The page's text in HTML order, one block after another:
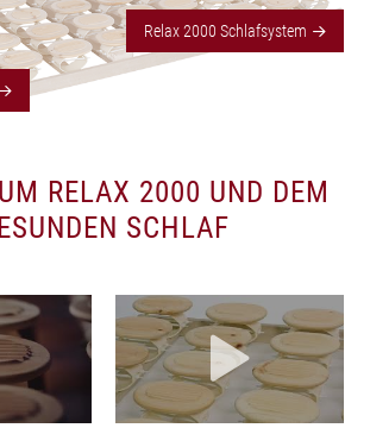
Relax 2000 Schlafsystem
RELAX 2000 UND DEM
SCHLAF